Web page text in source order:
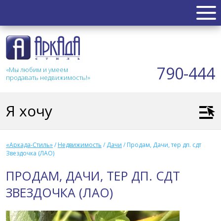
«Мы любим и умеем
продавать недвижимость!»
790-444
НЕДВИЖИМОСТЬ
Таунхаус
Коммерческая
АКЦИИ
СТАТЬИ
Я хочу
«Аркада-Стиль»/ Недвижимость / Дачи / Продам, Дачи, тер дп. сдт
Звездочка (ЛАО)
ПРОДАМ, ДАЧИ, ТЕР ДП. СДТ
ЗВЕЗДОЧКА (ЛАО)